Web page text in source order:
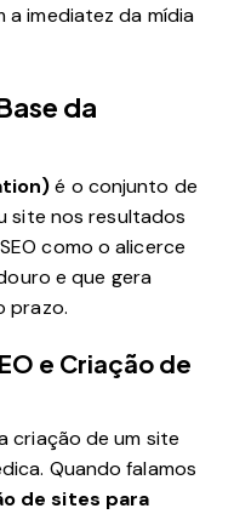
a imediatez da mídia
da
é o conjunto de
site nos resultados
como o alicerce
e que gera
prazo.
e Criação de
criação de um site
Quando falamos
de sites para